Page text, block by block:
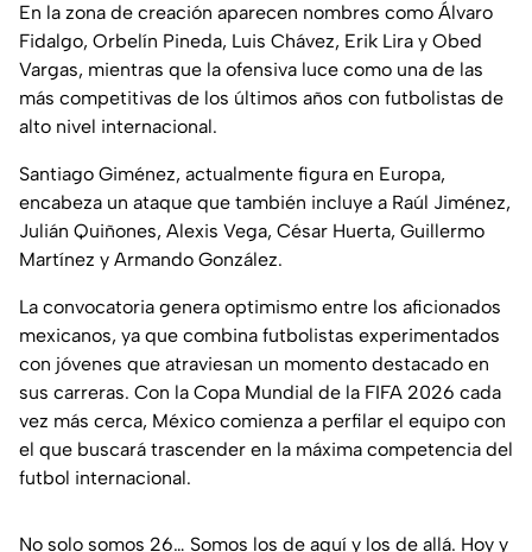
En la zona de creación aparecen nombres como Álvaro
Fidalgo, Orbelín Pineda, Luis Chávez, Erik Lira y Obed
Vargas, mientras que la ofensiva luce como una de las
más competitivas de los últimos años con futbolistas de
alto nivel internacional.
Santiago Giménez, actualmente figura en Europa,
encabeza un ataque que también incluye a Raúl Jiménez,
Julián Quiñones, Alexis Vega, César Huerta, Guillermo
Martínez y Armando González.
La convocatoria genera optimismo entre los aficionados
mexicanos, ya que combina futbolistas experimentados
con jóvenes que atraviesan un momento destacado en
sus carreras. Con la Copa Mundial de la FIFA 2026 cada
vez más cerca, México comienza a perfilar el equipo con
el que buscará trascender en la máxima competencia del
futbol internacional.
No solo somos 26… Somos los de aquí y los de allá. Hoy y